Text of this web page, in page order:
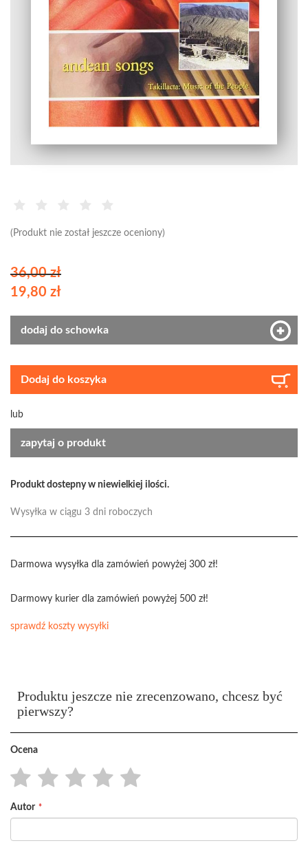
(Produkt nie został jeszcze oceniony)
36,00 zł
19,80 zł
dodaj do schowka
Dodaj do koszyka
lub
zapytaj o produkt
Produkt dostepny w niewielkiej ilości.
Wysyłka w ciągu 3 dni roboczych
Darmowa wysyłka dla zamówień powyżej 300 zł!
Darmowy kurier dla zamówień powyżej 500 zł!
sprawdź koszty wysyłki
Produktu jeszcze nie zrecenzowano, chcesz być
pierwszy?
Ocena
star
stars
stars
stars
stars
Autor